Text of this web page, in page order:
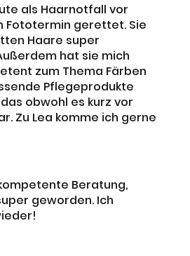
als Haarnotfall vor
Fototermin gerettet. Sie
Haare super
hat sie mich
zum Thema Färben
Pflegeprodukte
obwohl es kurz vor
Zu Lea komme ich gerne
Beratung,
geworden. Ich